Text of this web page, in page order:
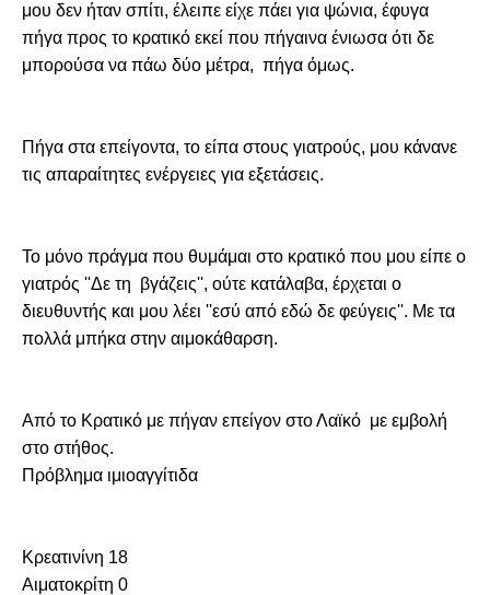
μου δεν ήταν σπίτι, έλειπε είχε πάει για ψώνια, έφυγα
πήγα προς το κρατικό εκεί που πήγαινα ένιωσα ότι δε
μπορούσα να πάω δύο μέτρα,  πήγα όμως.
Πήγα στα επείγοντα, το είπα στους γιατρούς, μου κάνανε
τις απαραίτητες ενέργειες για εξετάσεις.
Το μόνο πράγμα που θυμάμαι στο κρατικό που μου είπε ο
γιατρός ''Δε τη  βγάζεις'', ούτε κατάλαβα, έρχεται ο
διευθυντής και μου λέει ''εσύ από εδώ δε φεύγεις''. Με τα
πολλά μπήκα στην αιμοκάθαρση.
Από το Κρατικό με πήγαν επείγον στο Λαϊκό  με εμβολή
στο στήθος.
Πρόβλημα ιμιοαγγίτιδα
Κρεατινίνη 18
Αιματοκρίτη 0